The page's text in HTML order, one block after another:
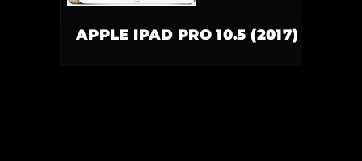
APPLE IPAD PRO 10.5 (2017)